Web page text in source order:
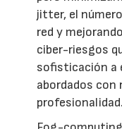
jitter, el
red y
ciber-riesgos
sofisticación a
abordados con
profesionalidad.